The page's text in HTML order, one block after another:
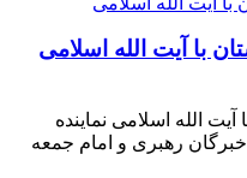
با آیت الله اسلامی
الله اسلامی نماینده
رهبری و امام جمعه